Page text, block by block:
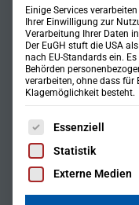
Einige Services
Ihrer Einwilligung zur
Verarbeitung Ihrer Daten
Der EuGH stuft die USA
nach EU-Standards ein.
Behörden
verarbeiten, ohne dass für
Klagemöglichkeit besteht.
Es folgt eine Liste
Essenziell
Statistik
Externe Medien